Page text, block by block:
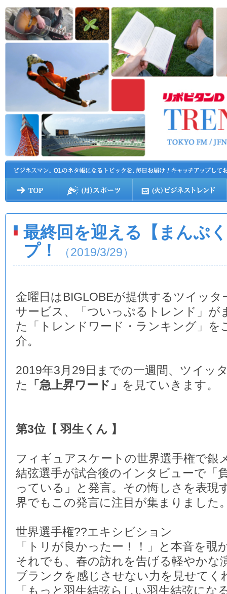
最終回を迎える【まんぷ
プ！
（2019/3/29）
金曜日はBIGLOBEが提供するツイッタ
サービス、「ついっぷるトレンド」が
た「トレンドワード・ランキング」を
介。
2019年3月29日までの一週間、ツイッ
た
「急上昇ワード」 を見ていきます。
第3位【 羽生くん 】
フィギュアスケートの世界選手権で銀
結弦選手が試合後のインタビューで「
っている」と発言。その悔しさを表現
界でもこの発言に注目が集まりました
世界選手権??エキシビション
「トリが良かったー！！」と本音を覗
それでも、春の訪れを告げる軽やかな
ブランクを感じさせない力を見せてく
「もっと羽生結弦らしい羽生結弦に